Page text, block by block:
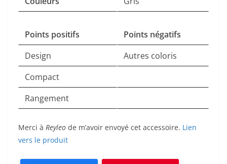
Points positifs
Points négatifs
Design
Autres coloris
Compact
Rangement
Merci à Reyleo de m’avoir envoyé cet accessoire. Lien
vers le produit